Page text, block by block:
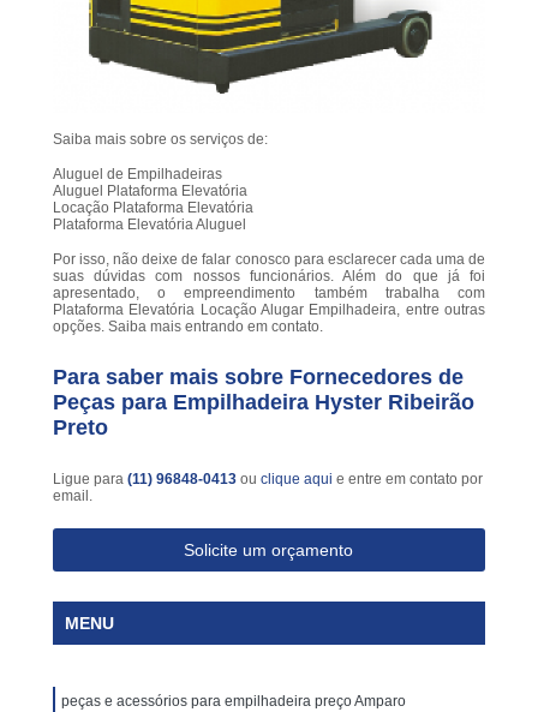
Saiba mais sobre os serviços de:
Aluguel de Empilhadeiras
Aluguel Plataforma Elevatória
Locação Plataforma Elevatória
Plataforma Elevatória Aluguel
Por isso, não deixe de falar conosco para esclarecer cada uma de
suas dúvidas com nossos funcionários. Além do que já foi
apresentado, o empreendimento também trabalha com
Plataforma Elevatória Locação Alugar Empilhadeira, entre outras
opções. Saiba mais entrando em contato.
Para saber mais sobre Fornecedores de
Peças para Empilhadeira Hyster Ribeirão
Preto
Ligue para (11) 96848-0413 ou clique aqui e entre em contato por
email.
Solicite um orçamento
MENU
peças e acessórios para empilhadeira preço Amparo